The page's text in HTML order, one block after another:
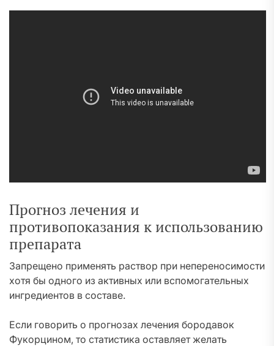
Прогноз лечения и
противопоказания к использованию
препарата
Запрещено применять раствор при непереносимости
хотя бы одного из активных или вспомогательных
ингредиентов в составе.
Если говорить о прогнозах лечения бородавок
Фукорцином, то статистика оставляет желать